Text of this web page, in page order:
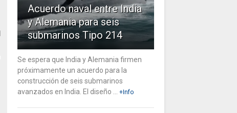
Acuerdo naval entre India
y Alemania para seis
submarinos Tipo 214
Se espera que India y Alemania firmen
próximamente un acuerdo para la
construcción de seis submarinos
avanzados en India. El diseño ...
+Info